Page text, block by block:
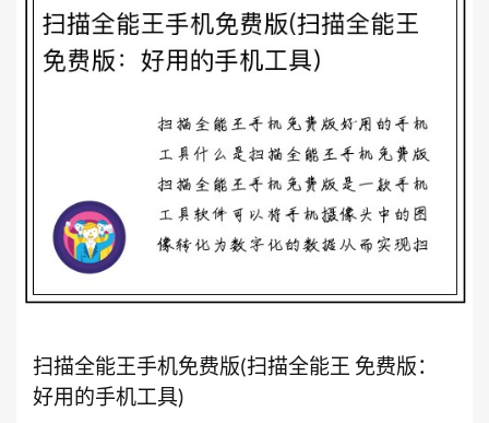
扫描全能王手机免费版(扫描全能王 免费版：
好用的手机工具)